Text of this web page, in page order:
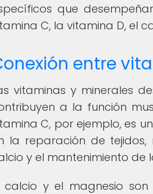
que
C, la vitamina D, el
entre
vitaminas y minerales
a la función
C, por ejemplo, es
la reparación de
y el mantenimiento de
calcio y el magnesio